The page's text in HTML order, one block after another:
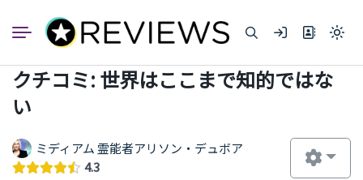
ン
Light
クチコミ: 世界はここまで知的ではな
い
ミディアム 霊能者アリソン・デュボア
4.3